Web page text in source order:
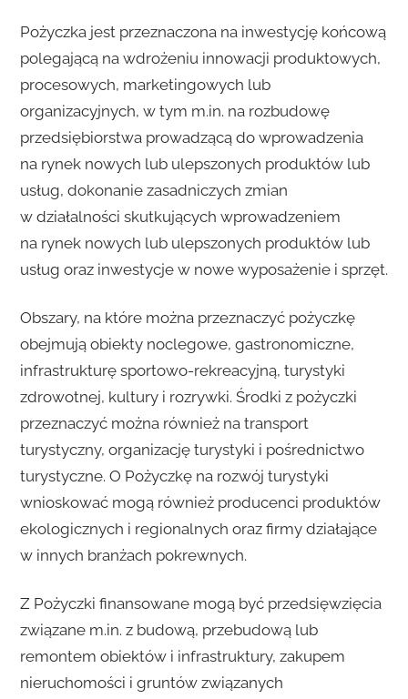
Pożyczka jest przeznaczona na inwestycję końcową
polegającą na wdrożeniu innowacji produktowych,
procesowych, marketingowych lub
organizacyjnych, w tym m.in. na rozbudowę
przedsiębiorstwa prowadzącą do wprowadzenia
na rynek nowych lub ulepszonych produktów lub
usług, dokonanie zasadniczych zmian
w działalności skutkujących wprowadzeniem
na rynek nowych lub ulepszonych produktów lub
usług oraz inwestycje w nowe wyposażenie i sprzęt.
Obszary, na które można przeznaczyć pożyczkę
obejmują obiekty noclegowe, gastronomiczne,
infrastrukturę sportowo-rekreacyjną, turystyki
zdrowotnej, kultury i rozrywki. Środki z pożyczki
przeznaczyć można również na transport
turystyczny, organizację turystyki i pośrednictwo
turystyczne. O Pożyczkę na rozwój turystyki
wnioskować mogą również producenci produktów
ekologicznych i regionalnych oraz firmy działające
w innych branżach pokrewnych.
Z Pożyczki finansowane mogą być przedsięwzięcia
związane m.in. z budową, przebudową lub
remontem obiektów i infrastruktury, zakupem
nieruchomości i gruntów związanych